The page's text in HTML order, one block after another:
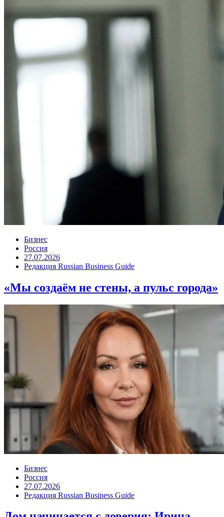
Бизнес
Россия
27.07.2026
Редакция Russian Business Guide
«Мы создаём не стены, а пульс города»
Бизнес
Россия
27.07.2026
Редакция Russian Business Guide